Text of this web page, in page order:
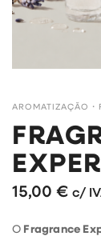
AROMATIZAÇÃO ・
15,00 € c/
O Fragrance